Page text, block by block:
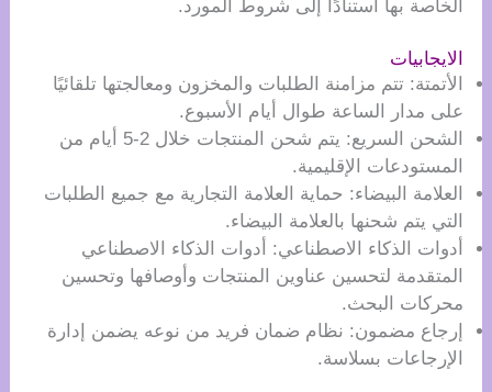
الخاصة بها استنادًا إلى شروط المورد.
الايجابيات
الأتمتة: تتم مزامنة الطلبات والمخزون ومعالجتها تلقائيًا
على مدار الساعة طوال أيام الأسبوع.
الشحن السريع: يتم شحن المنتجات خلال 2-5 أيام من
المستودعات الإقليمية.
العلامة البيضاء: حماية العلامة التجارية مع جميع الطلبات
التي يتم شحنها بالعلامة البيضاء.
أدوات الذكاء الاصطناعي: أدوات الذكاء الاصطناعي
المتقدمة لتحسين عناوين المنتجات وأوصافها وتحسين
محركات البحث.
إرجاع مضمون: نظام ضمان فريد من نوعه يضمن إدارة
الإرجاعات بسلاسة.